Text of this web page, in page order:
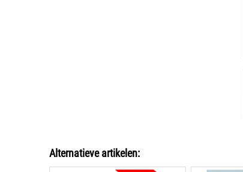
Alternatieve artikelen: